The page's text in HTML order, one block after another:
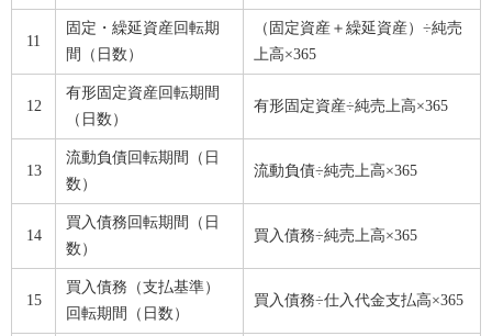
11
固定・繰延資産回転期
間（日数）
（固定資産＋繰延資産）÷純売
上高×365
12
有形固定資産回転期間
（日数）
有形固定資産÷純売上高×365
13
流動負債回転期間（日
数）
流動負債÷純売上高×365
14
買入債務回転期間（日
数）
買入債務÷純売上高×365
15
買入債務（支払基準）
回転期間（日数）
買入債務÷仕入代金支払高×365